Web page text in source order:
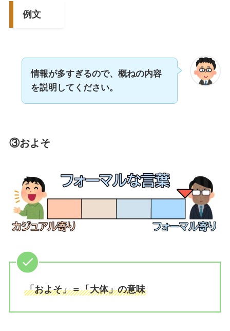
例文
情報が多すぎるので、概ねの内容
を説明してください。
③およそ
「およそ」＝「大体」の意味